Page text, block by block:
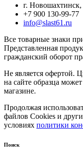
г.
+7 900 130-99-77
info@slast61.ru
Все товарные знаки
Представленная
гражданский оборот
Не является офертой.
на сайте образца
магазине.
Продолжая
файлов Cookies и
условиях политики
Поиск